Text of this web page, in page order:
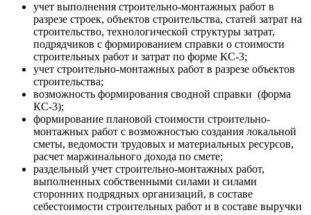
учет выполнения строительно-монтажных работ в
разрезе строек, объектов строительства, статей затрат на
строительство, технологической структуры затрат,
подрядчиков с формированием справки о стоимости
строительных работ и затрат по форме КС-3;
учет строительно-монтажных работ в разрезе объектов
строительства;
возможность формирования сводной справки (форма
КС-3);
формирование плановой стоимости строительно-
монтажных работ с возможностью создания локальной
сметы, ведомости трудовых и материальных ресурсов,
расчет маржинального дохода по смете;
раздельный учет строительно-монтажных работ,
выполненных собственными силами и силами
сторонних подрядных организаций, в составе
себестоимости строительных работ и в составе выручки